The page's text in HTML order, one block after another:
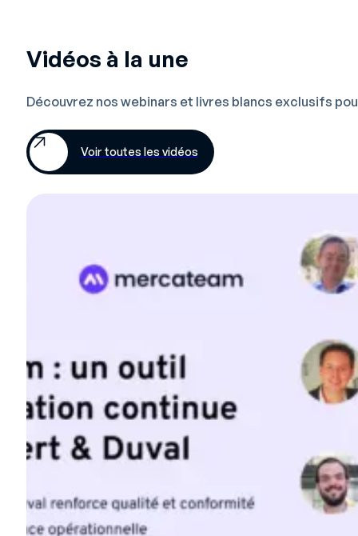
Vidéos à la une
Découvrez nos webinars et livres blancs exclusifs
Voir toutes les vidéos